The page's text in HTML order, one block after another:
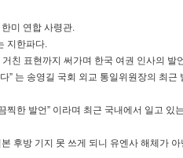
미 연합 사령관.
지한파다.
친 표현까지 써가며 한국 여권 인사의 발
” 는 송영길 국회 외교 통일위원장의 최근
한 발언” 이라며 최근 국내에서 일고 있
후방 기지 못 쓰게 되니 유엔사 해체가